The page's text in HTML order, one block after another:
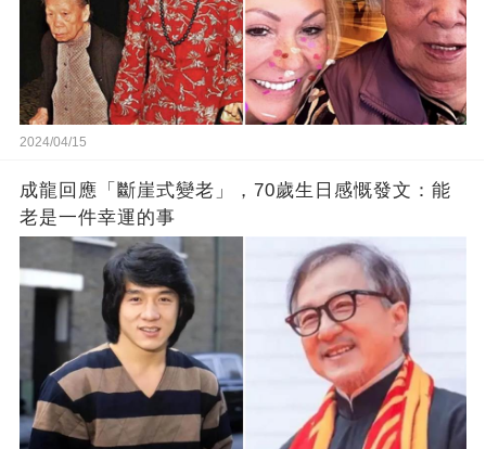
2024/04/15
成龍回應「斷崖式變老」，70歲生日感慨發文：能
老是一件幸運的事